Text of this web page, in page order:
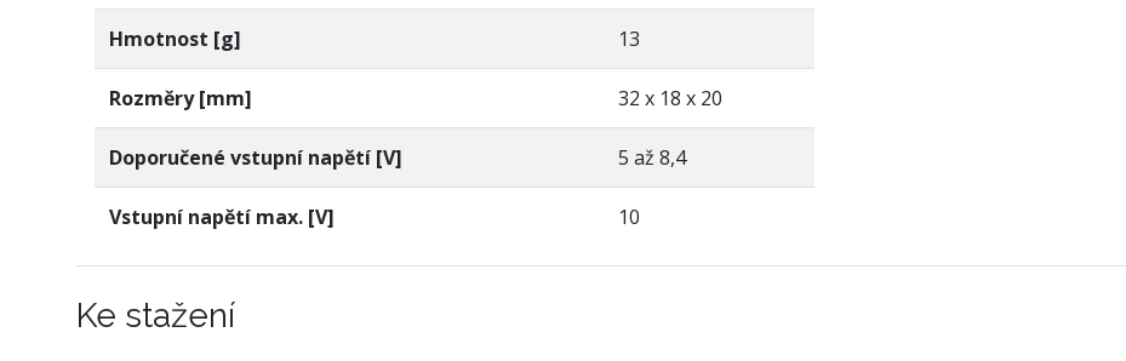
Hmotnost [g] 13
Rozměry [mm] 32 x 18 x 20
Doporučené vstupní napětí [V] 5 až 8,4
Vstupní napětí max. [V] 10
Ke stažení